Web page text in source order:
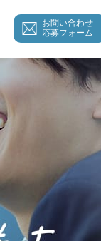
お問い合わせ
応募フォーム